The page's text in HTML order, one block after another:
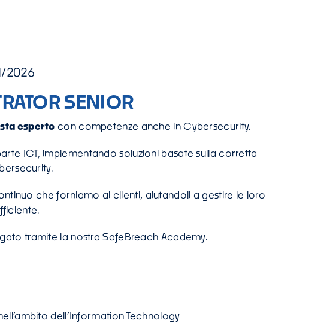
2026
SENIOR
esperto con competenze anche in Cybersecurity.
ICT, implementando soluzioni basate sulla corretta
che forniamo ai clienti, aiutandoli a gestire le loro
tramite la nostra SafeBreach Academy.
dell’Information Technology